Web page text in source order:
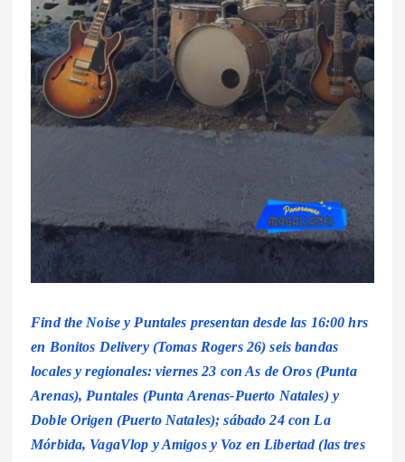
Find the Noise y Puntales presentan desde las 16:00 hrs
en Bonitos Delivery (Tomas Rogers 26) seis bandas
locales y regionales: viernes 23 con As de Oros (Punta
Arenas), Puntales (Punta Arenas-Puerto Natales) y
Doble Origen (Puerto Natales); sábado 24 con La
Mórbida, VagaVlop y Amigos y Voz en Libertad (las tres